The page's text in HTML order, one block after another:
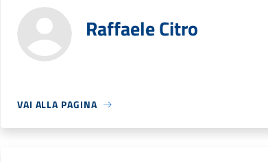
Raffaele Citro
VAI ALLA PAGINA